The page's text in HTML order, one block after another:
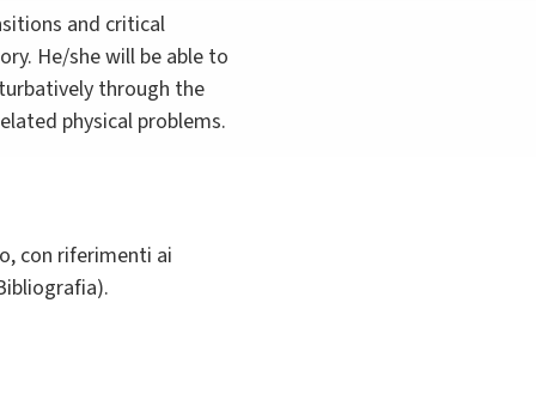
and critical
He/she will be able to
through the
physical problems.
con riferimenti ai